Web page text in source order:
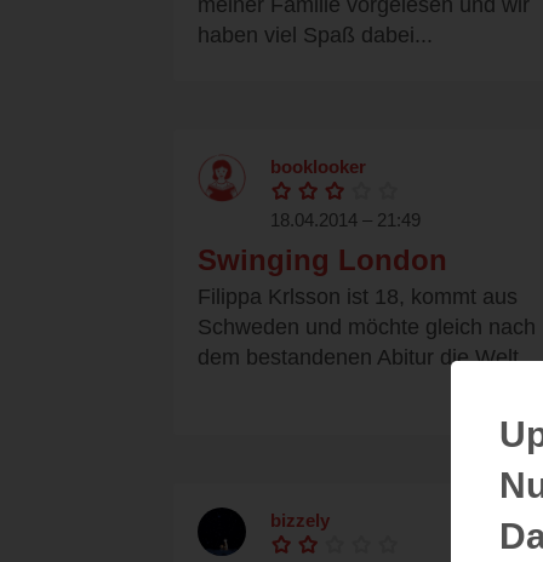
meiner Familie vorgelesen und wir
haben viel Spaß dabei...
booklooker
18.04.2014 – 21:49
Swinging London
Filippa Krlsson ist 18, kommt aus
Schweden und möchte gleich nach
dem bestandenen Abitur die Welt...
bizzely